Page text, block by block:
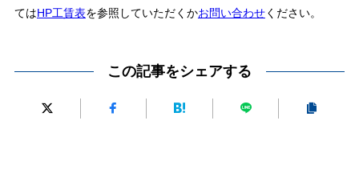
てはHP工賃表を参照していただくかお問い合わせください。
この記事をシェアする